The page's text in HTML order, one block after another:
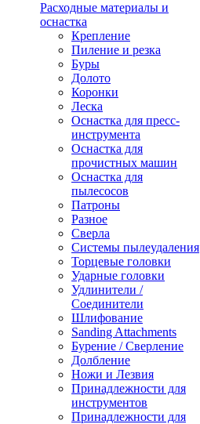
Расходные материалы и
оснастка
Крепление
Пиление и резка
Буры
Долото
Коронки
Леска
Оснастка для пресс-
инструмента
Оснастка для
прочистных машин
Оснастка для
пылесосов
Патроны
Разное
Сверла
Системы пылеудаления
Торцевые головки
Ударные головки
Удлинители /
Соединители
Шлифование
Sanding Attachments
Бурение / Сверление
Долбление
Ножи и Лезвия
Принадлежности для
инструментов
Принадлежности для